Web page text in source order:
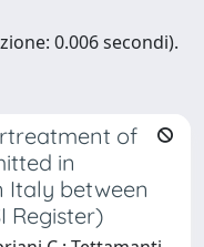
0.006 secondi).
of
in
Italy between
Register)